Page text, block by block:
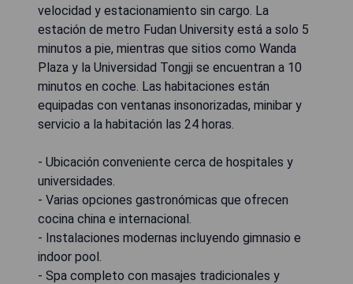
velocidad y estacionamiento sin cargo. La
estación de metro Fudan University está a solo 5
minutos a pie, mientras que sitios como Wanda
Plaza y la Universidad Tongji se encuentran a 10
minutos en coche. Las habitaciones están
equipadas con ventanas insonorizadas, minibar y
servicio a la habitación las 24 horas.
- Ubicación conveniente cerca de hospitales y
universidades.
- Varias opciones gastronómicas que ofrecen
cocina china e internacional.
- Instalaciones modernas incluyendo gimnasio e
indoor pool.
- Spa completo con masajes tradicionales y